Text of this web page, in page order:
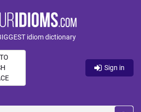
idiom dictionary
Sign in